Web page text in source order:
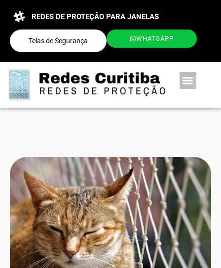
REDES DE PROTEÇÃO PARA JANELAS
Telas de Segurança WHATSAPP